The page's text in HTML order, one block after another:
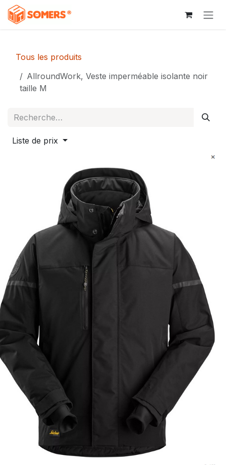
Se rendre au contenu
Tous les produits
AllroundWork, Veste imperméable isolante noir
taille M
Liste de prix